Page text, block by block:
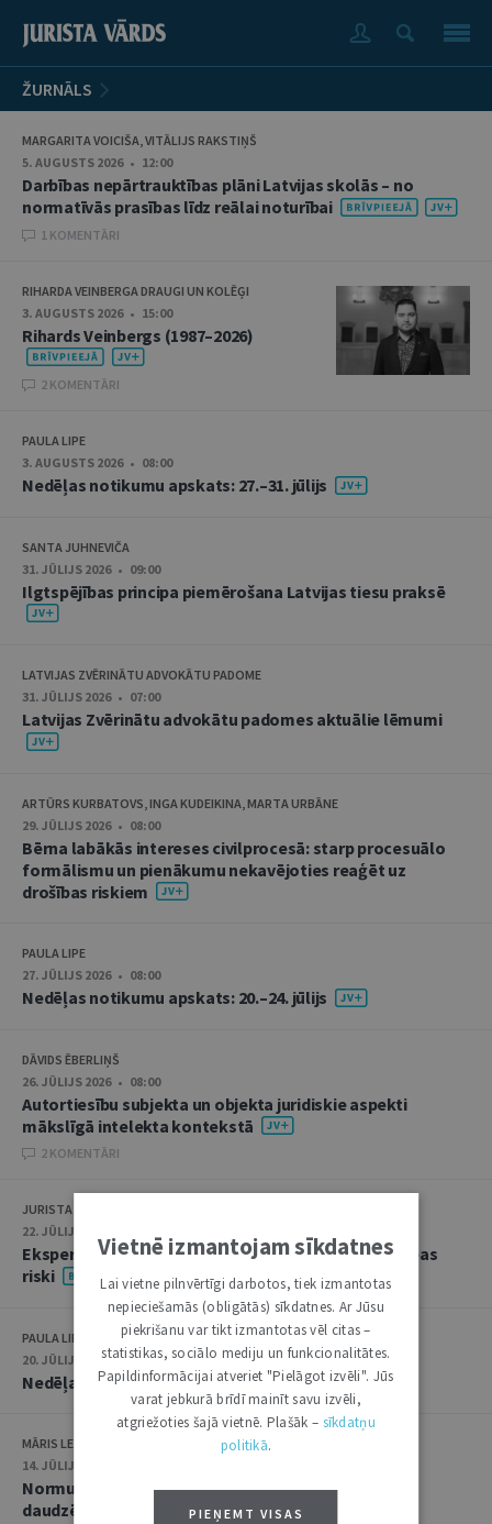
ŽURNĀLS
MARGARITA VOICIŠA, VITĀLIJS RAKSTIŅŠ
5. AUGUSTS 2026 • 12:00
Darbības nepārtrauktības plāni Latvijas skolās – no
normatīvās prasības līdz reālai noturībai
1 KOMENTĀRI
RIHARDA VEINBERGA DRAUGI UN KOLĒĢI
3. AUGUSTS 2026 • 15:00
Rihards Veinbergs (1987–2026)
2 KOMENTĀRI
PAULA LIPE
3. AUGUSTS 2026 • 08:00
Nedēļas notikumu apskats: 27.–31. jūlijs
SANTA JUHNEVIČA
31. JŪLIJS 2026 • 09:00
Ilgtspējības principa piemērošana Latvijas tiesu praksē
LATVIJAS ZVĒRINĀTU ADVOKĀTU PADOME
31. JŪLIJS 2026 • 07:00
Latvijas Zvērinātu advokātu padomes aktuālie lēmumi
ARTŪRS KURBATOVS, INGA KUDEIKINA, MARTA URBĀNE
29. JŪLIJS 2026 • 08:00
Bērna labākās intereses civilprocesā: starp procesuālo
formālismu un pienākumu nekavējoties reaģēt uz
drošības riskiem
PAULA LIPE
27. JŪLIJS 2026 • 08:00
Nedēļas notikumu apskats: 20.–24. jūlijs
DĀVIDS ĒBERLIŅŠ
26. JŪLIJS 2026 • 08:00
Autortiesību subjekta un objekta juridiskie aspekti
mākslīgā intelekta kontekstā
2 KOMENTĀRI
JURISTA VĀRDS
22. JŪLIJS 2026 • 14:00
Ekspertu saruna jūlijā: krimināltiesības un būvniecības
riski
PAULA LIPE
20. JŪLIJS 2026 • 16:05
Nedēļas notikumu apskats: 13.–17. jūlijs
MĀRIS LEJA
14. JŪLIJS 2026
Normu konkurences un noziedzīgu nodarījumu
daudzējādības problemātika
Vietnē izmantojam sīkdatnes
Lai vietne pilnvērtīgi darbotos, tiek izmantotas
nepieciešamās (obligātās) sīkdatnes. Ar Jūsu
piekrišanu var tikt izmantotas vēl citas –
statistikas, sociālo mediju un funkcionalitātes.
Papildinformācijai atveriet "Pielāgot izvēli". Jūs
varat jebkurā brīdī mainīt savu izvēli,
atgriežoties šajā vietnē. Plašāk – sīkdatņu
politikā.
PIEŅEMT VISAS